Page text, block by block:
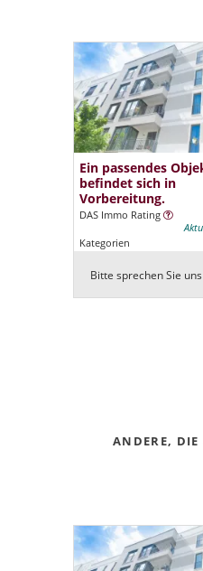
Ein passendes
befindet sich in
Vorbereitung.
DAS Immo Rating
Kategorien
Bitte sprechen Sie
ANDERE, DIE